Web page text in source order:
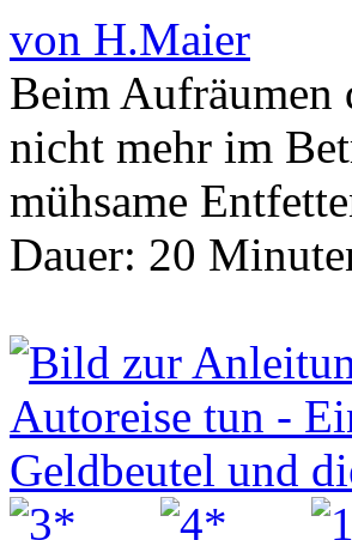
von H.Maier
Beim Aufräumen
nicht mehr im
mühsame
Dauer: 20